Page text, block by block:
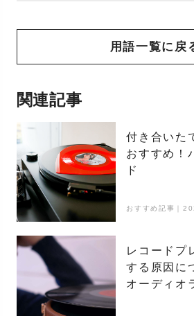
用語一覧に戻
関連記事
付き合いた
おすすめ！
ド
おすすめ記事｜
レコードプ
する原因に
オーディオ